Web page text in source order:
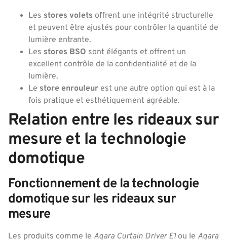
Les stores volets offrent une intégrité structurelle
et peuvent être ajustés pour contrôler la quantité de
lumière entrante.
Les stores BSO sont élégants et offrent un
excellent contrôle de la confidentialité et de la
lumière.
Le store enrouleur est une autre option qui est à la
fois pratique et esthétiquement agréable.
Relation entre les rideaux sur
mesure et la technologie
domotique
Fonctionnement de la technologie
domotique sur les rideaux sur
mesure
Les produits comme le Aqara Curtain Driver E1ou le Aqara